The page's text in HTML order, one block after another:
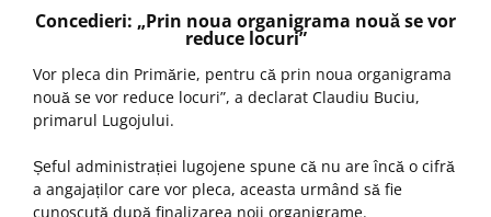
Concedieri: „Prin noua organigrama nouă se vor
reduce locuri”
Vor pleca din Primărie, pentru că prin noua organigrama
nouă se vor reduce locuri”, a declarat Claudiu Buciu,
primarul Lugojului.
Șeful administrației lugojene spune că nu are încă o cifră
a angajaților care vor pleca, aceasta urmând să fie
cunoscută după finalizarea noii organigrame.